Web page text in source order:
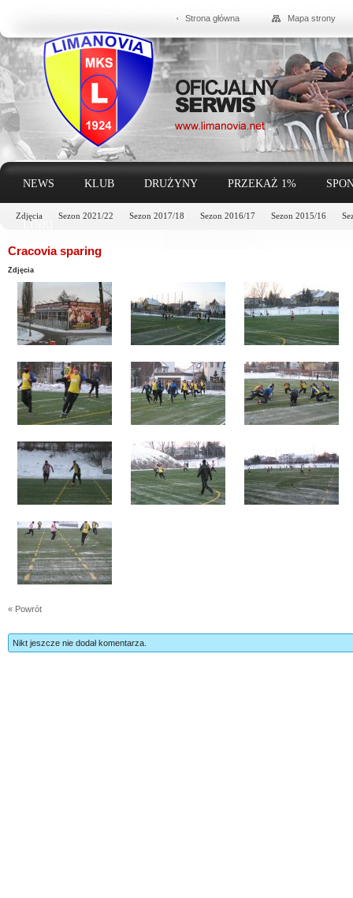
Strona główna Mapa strony
NEWS KLUB DRUŻYNY PRZEKAŻ 1%
Zdjęcia Sezon 2021/22 Sezon 2017/18 Sezon 2016/17 Sezon 2015/16
LINKI
Cracovia sparing
Zdjęcia
« Powrót
Nikt jeszcze nie dodał komentarza.